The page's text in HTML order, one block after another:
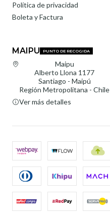
Política de privacidad
Boleta y Factura
MAIPU PUNTO DE RECOGIDA
Maipu
Alberto Llona 1177
Santiago - Maipú
Región Metropolitana - Chile
Ver más detalles